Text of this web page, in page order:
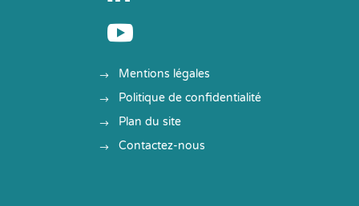

Mentions légales
Politique de confidentialité
Plan du site
Contactez-nous